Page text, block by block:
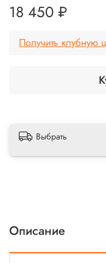
18 450 ₽
Получить клубную
Выбрать
Описание